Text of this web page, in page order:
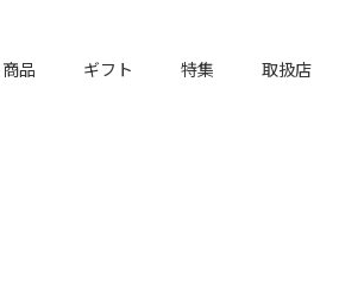
商品 ギフト 特集 取扱店